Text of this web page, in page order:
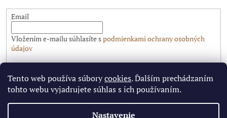
Tento web používa súborycookies. Ďalším prechádzaním
tohto webu vyjadrujete súhlas s ich používaním.
Nastavenie
Email
Vložením e-mailu súhlasíte spodmienkami ochrany osobných
údajov
Vytvoril Shoptet